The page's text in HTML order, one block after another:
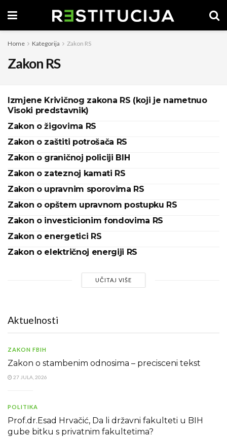
Home Kategorija Zakon RS
Zakon RS
Izmjene Krivičnog zakona RS (koji je nametnuo
Visoki predstavnik)
Zakon o žigovima RS
Zakon o zaštiti potrošača RS
Zakon o graničnoj policiji BIH
Zakon o zateznoj kamati RS
Zakon o upravnim sporovima RS
Zakon o opštem upravnom postupku RS
Zakon o investicionim fondovima RS
Zakon o energetici RS
Zakon o električnoj energiji RS
UČITAJ VIŠE
Aktuelnosti
ZAKON FBIH
Zakon o stambenim odnosima – precisceni tekst
27 JULA, 2026
POLITIKA
Prof.dr.Esad Hrvačić, Da li državni fakulteti u BIH
gube bitku s privatnim fakultetima?